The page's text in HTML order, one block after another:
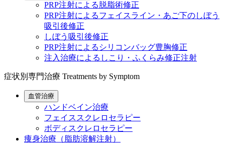
PRP注射による脱脂術修正
PRP注射によるフェイスライン・あご下のしぼう
吸引後修正
しぼう吸引後修正
PRP注射によるシリコンバッグ豊胸修正
注入治療によるしこり・ふくらみ修正注射
症状別専門治療 Treatments by Symptom
血管治療
ハンドベイン治療
フェイススクレロセラピー
ボディスクレロセラピー
痩身治療（脂肪溶解注射）